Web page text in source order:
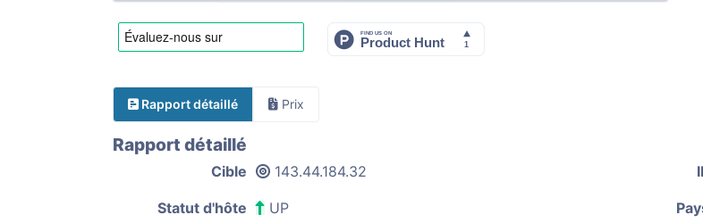
Rapport détaillé Prix
Rapport détaillé
Cible 143.44.184.32
Statut d'hôte UP